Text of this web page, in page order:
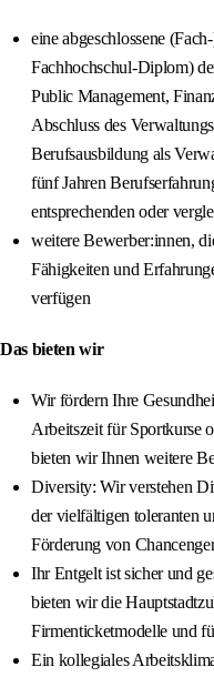
eine abgeschlossene
Fachhochschul-Diplom)
Public Management,
Abschluss des
Berufsausbildung als
fünf Jahren
entsprechenden oder
weitere Bewerber:innen,
Fähigkeiten und
verfügen
Das bieten wir
Wir fördern Ihre
Arbeitszeit für Sportkurse
bieten wir Ihnen weitere
Diversity: Wir verstehen
der vielfältigen toleranten
Förderung von
Ihr Entgelt ist sicher und
bieten wir die
Firmenticketmodelle und
Ein kollegiales